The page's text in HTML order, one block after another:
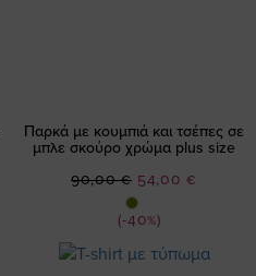
Παρκά με κουμπιά και τσέπες σε
μπλε σκούρο χρώμα plus size
(-40%)
Ειδική
Τιμή
54,00 €
90,00 €